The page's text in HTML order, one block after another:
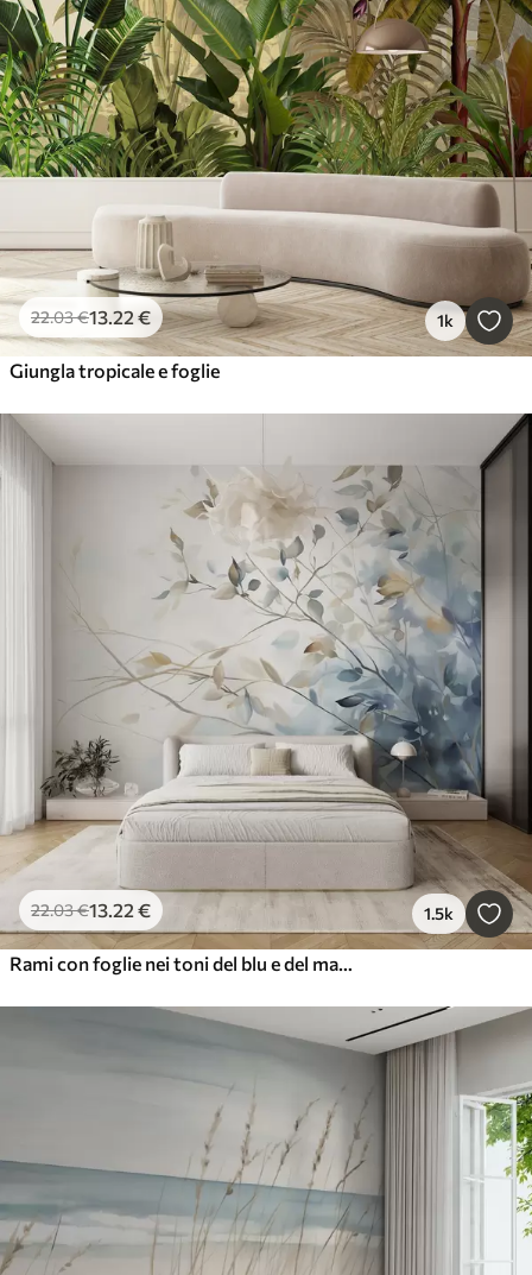
22.03€13.22€ 1k
Giungla tropicale e foglie
22.03€13.22 € 1.5k
Rami con foglie nei toni del blu e del marrone, sfondo chiaro, morbido e delicato, stile acquerello